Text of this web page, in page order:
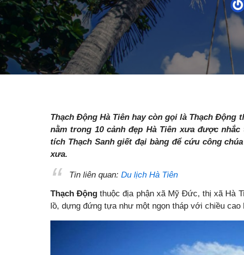
Thạch Động Hà Tiên hay còn gọi là Thạch Động
nằm trong 10 cảnh đẹp Hà Tiên xưa được
tích Thạch Sanh giết đại bàng để cứu công
xưa.
Tin liên quan:Du lịch Hà Tiên
Thạch Động thuộc địa phận xã Mỹ Đức, thị xã Hà
lồ, dựng đứng tựa như một ngọn tháp với chiều cao